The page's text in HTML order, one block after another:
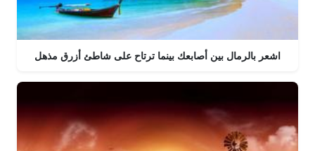
اشعر بالرمال بين أصابعك بينما ترتاح على شاطئ أزرق مذهل